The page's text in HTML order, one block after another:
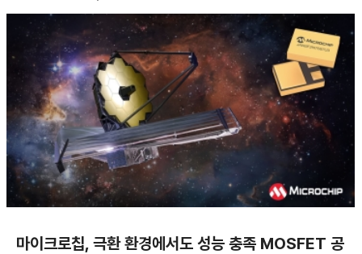
마이크로칩, 극환 환경에서도 성능 충족 MOSFET 공